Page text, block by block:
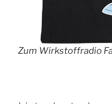
Zum Wirkstoffradio